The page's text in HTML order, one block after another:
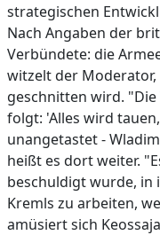
strategischen
Nach Angaben der
Verbündete: die
witzelt der
geschnitten wird.
folgt: 'Alles wird
unangetastet -
heißt es dort weiter.
beschuldigt wurde, in
Kremls zu arbeiten,
amüsiert sich